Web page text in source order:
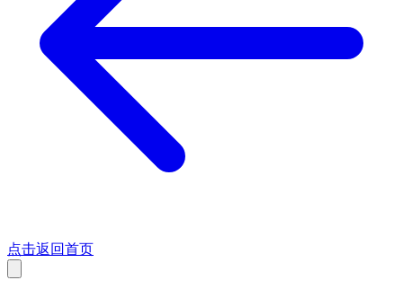
点击返回首页